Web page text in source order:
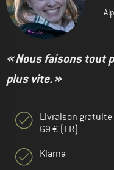
« Nous faisons tout
plus vite. »
Livraison gratuite
69 € (FR)
Klarna